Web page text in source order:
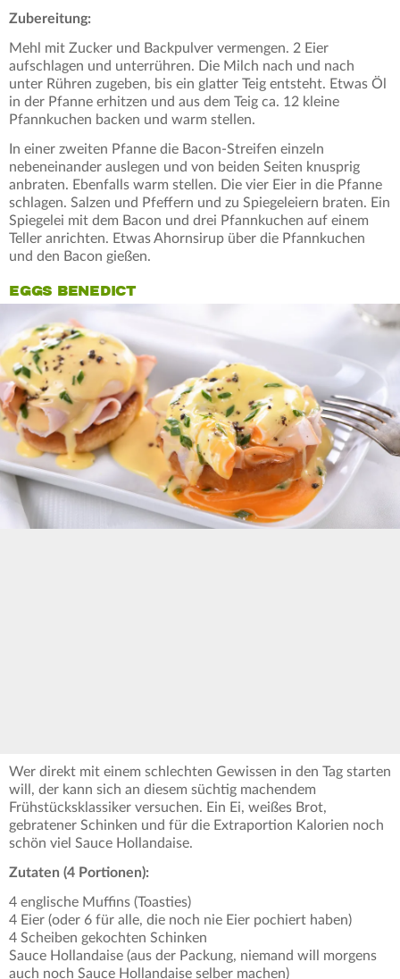
Zubereitung:
Mehl mit Zucker und Backpulver vermengen. 2 Eier
aufschlagen und unterrühren. Die Milch nach und nach
unter Rühren zugeben, bis ein glatter Teig entsteht. Etwas Öl
in der Pfanne erhitzen und aus dem Teig ca. 12 kleine
Pfannkuchen backen und warm stellen.
In einer zweiten Pfanne die Bacon-Streifen einzeln
nebeneinander auslegen und von beiden Seiten knusprig
anbraten. Ebenfalls warm stellen. Die vier Eier in die Pfanne
schlagen. Salzen und Pfeffern und zu Spiegeleiern braten. Ein
Spiegelei mit dem Bacon und drei Pfannkuchen auf einem
Teller anrichten. Etwas Ahornsirup über die Pfannkuchen
und den Bacon gießen.
EGGS BENEDICT
Wer direkt mit einem schlechten Gewissen in den Tag starten
will, der kann sich an diesem süchtig machendem
Frühstücksklassiker versuchen. Ein Ei, weißes Brot,
gebratener Schinken und für die Extraportion Kalorien noch
schön viel Sauce Hollandaise.
Zutaten (4 Portionen):
4 englische Muffins (Toasties)
4 Eier (oder 6 für alle, die noch nie Eier pochiert haben)
4 Scheiben gekochten Schinken
Sauce Hollandaise (aus der Packung, niemand will morgens
auch noch Sauce Hollandaise selber machen)